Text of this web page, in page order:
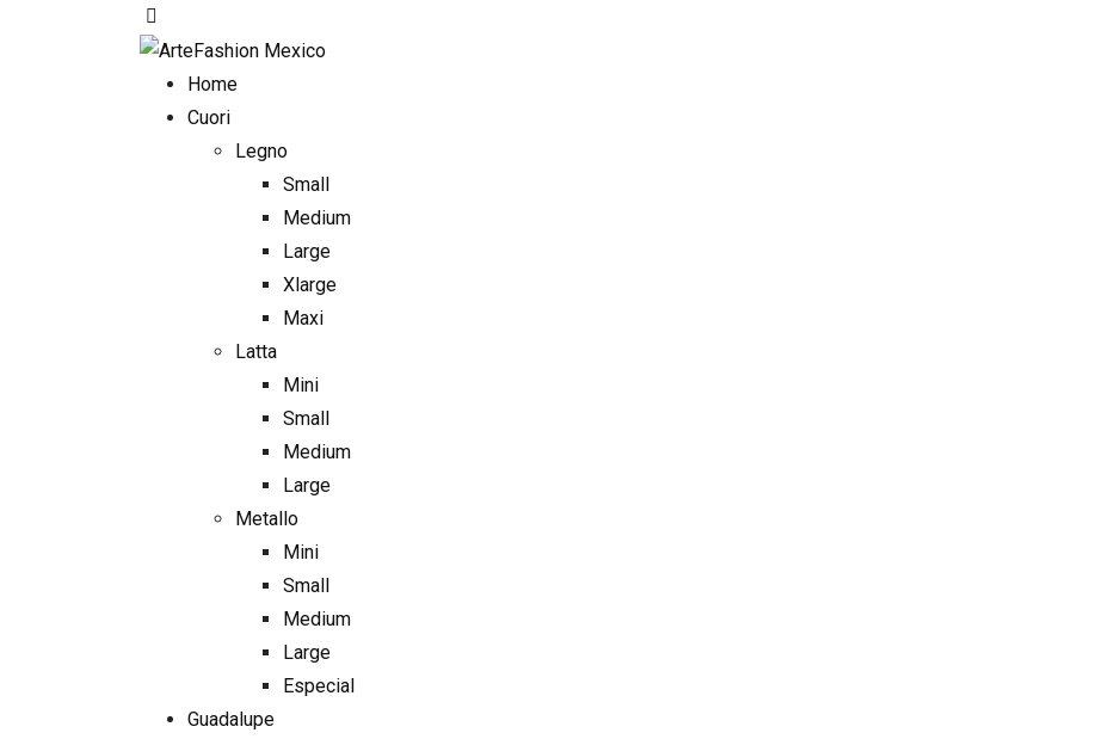
Home
Cuori
Legno
Small
Medium
Large
Xlarge
Maxi
Latta
Mini
Small
Medium
Large
Metallo
Mini
Small
Medium
Large
Especial
Guadalupe